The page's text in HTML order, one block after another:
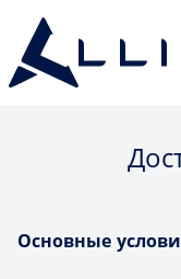
Основные